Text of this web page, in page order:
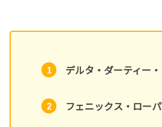
デルタ・ダーティー
フェニックス・ロー